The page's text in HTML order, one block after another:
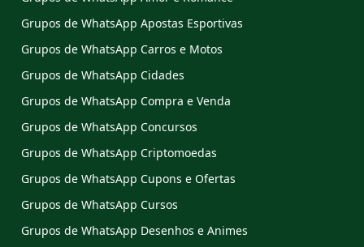
Grupos de WhatsApp Apostas Esportivas
Grupos de WhatsApp Carros e Motos
Grupos de WhatsApp Cidades
Grupos de WhatsApp Compra e Venda
Grupos de WhatsApp Concursos
Grupos de WhatsApp Criptomoedas
Grupos de WhatsApp Cupons e Ofertas
Grupos de WhatsApp Cursos
Grupos de WhatsApp Desenhos e Animes